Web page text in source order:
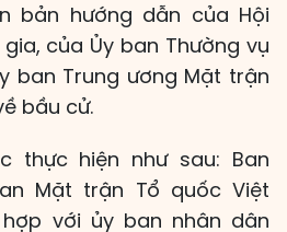
bản hướng dẫn của Hội
của Ủy ban Thường vụ
ban Trung ương Mặt trận
bầu cử.
thực hiện như sau: Ban
Mặt trận Tổ quốc Việt
với ủy ban nhân dân